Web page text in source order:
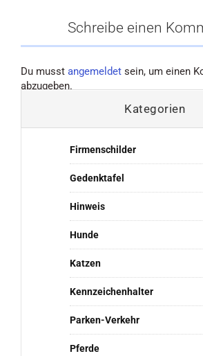
Schreibe einen
Du musst angemeldet sein, um einen
abzugeben.
Kategorien
Firmenschilder
Gedenktafel
Hinweis
Hunde
Katzen
Kennzeichenhalter
Parken-Verkehr
Pferde